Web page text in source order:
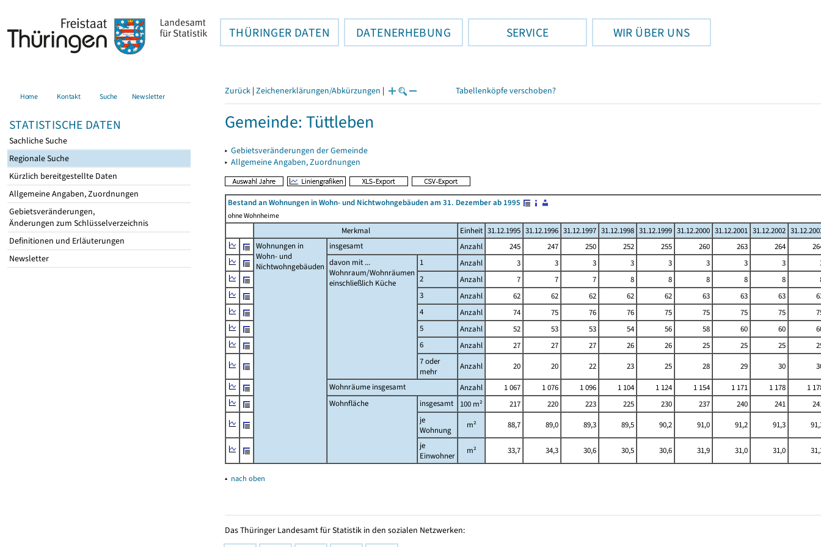
THÜRINGER DATEN DATENERHEBUNG SERVICE WIR ÜBER UNS
Home Kontakt Suche Newsletter
STATISTISCHE DATEN
Sachliche Suche
Regionale Suche
Kürzlich bereitgestellte Daten
Allgemeine Angaben, Zuordnungen
Gebietsveränderungen,
Änderungen zum Schlüsselverzeichnis
Definitionen und Erläuterungen
Newsletter
Zurück | Zeichenerklärungen/Abkürzungen | Tabellenköpfe verschoben?
Gemeinde: Tüttleben
▸ Gebietsveränderungen der Gemeinde
▸ Allgemeine Angaben, Zuordnungen
Bestand an Wohnungen in Wohn- und Nichtwohngebäuden am 31. Dezember ab 1995
ohne Wohnheime
Merkmal Einheit 31.12.1995 31.12.1996 31.12.1997 31.12.1998 31.12.1999 31.12.2000 31.12.2001 31.12.2002
Wohnungen in
Wohn- und
Nichtwohngebäuden
insgesamt Anzahl 245 247 250 252 255 260 263 264
davon mit ...
Wohnraum/Wohnräumen
einschließlich Küche
1 Anzahl 3 3 3 3 3 3 3 3
2
Anzahl 7 7 7 8 8 8 8 8
3
Anzahl 62 62 62 62 62 63 63 63
4
Anzahl 74 75 76 76 75 75 75 75
5
Anzahl 52 53 53 54 56 58 60 60
6
Anzahl 27 27 27 26 26 25 25 25
7 oder
mehr
Anzahl 20 20 22 23 25 28 29 30
Wohnräume insgesamt
Anzahl 1 067 1 076 1 096 1 104 1 124 1 154 1 171 1 178
1
Wohnfläche
insgesamt 100 m² 217 220 223 225 230 237 240 241
je
Wohnung
m² 88,7 89,0 89,3 89,5 90,2 91,0 91,2 91,3
je
Einwohner
m² 33,7 34,3 30,6 30,5 30,6 31,9 31,0 31,0
▴ nach oben
Das Thüringer Landesamt für Statistik in den sozialen Netzwerken: